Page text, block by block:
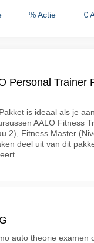
% Actie €
Personal Trainer
is ideaal als je
AALO Fitness
2), Fitness Master
deel uit van dit
auto theorie examen